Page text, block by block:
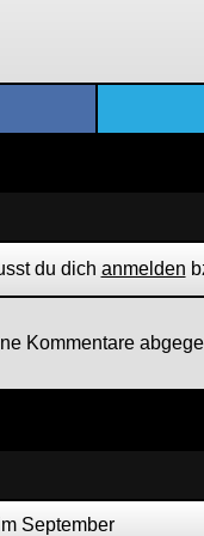
du dich anmelden
Kommentare
September